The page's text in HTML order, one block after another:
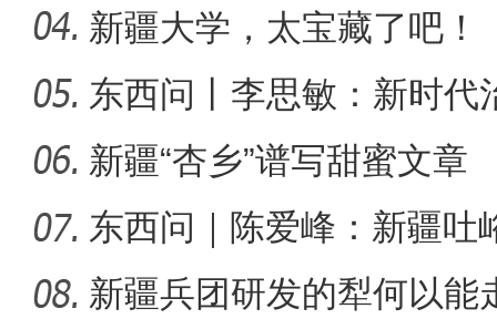
一家亲 我看
了什么？
新疆大学，太宝藏了吧！
东西问丨李思敏：新时代
新疆“杏乡”谱写甜蜜文章
东西问｜陈爱峰：新疆吐
汇见证
新疆兵团研发的犁何以能